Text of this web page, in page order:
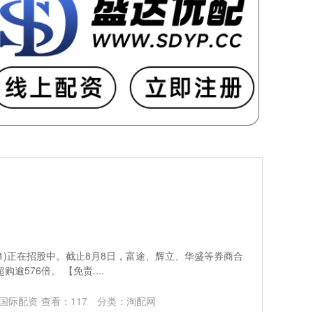
正在招股中。截止8月8日，富途、辉立、华盛等券商合
逾576倍。 【免责....
际配资 查看： 117 分类： 淘配网